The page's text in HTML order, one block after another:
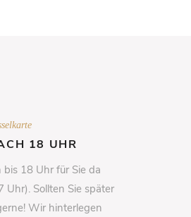
18 UHR
18 Uhr für Sie da
Uhr). Sollten Sie später
Wir hinterlegen